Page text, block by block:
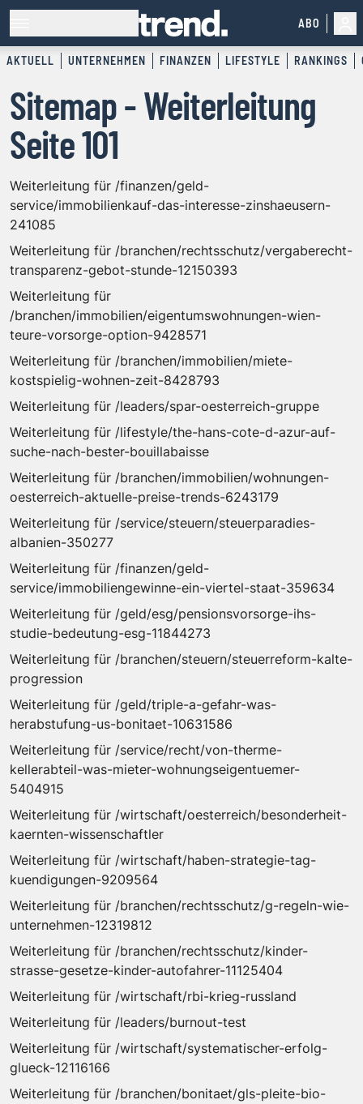
ABO
AKTUELL UNTERNEHMEN FINANZEN LIFESTYLE RANKINGS
Sitemap - Weiterleitung
Seite 101
Weiterleitung für /finanzen/geld-
service/immobilienkauf-das-interesse-zinshaeusern-
241085
Weiterleitung für /branchen/rechtsschutz/vergaberecht-
transparenz-gebot-stunde-12150393
Weiterleitung für
/branchen/immobilien/eigentumswohnungen-wien-
teure-vorsorge-option-9428571
Weiterleitung für /branchen/immobilien/miete-
kostspielig-wohnen-zeit-8428793
Weiterleitung für /leaders/spar-oesterreich-gruppe
Weiterleitung für /lifestyle/the-hans-cote-d-azur-auf-
suche-nach-bester-bouillabaisse
Weiterleitung für /branchen/immobilien/wohnungen-
oesterreich-aktuelle-preise-trends-6243179
Weiterleitung für /service/steuern/steuerparadies-
albanien-350277
Weiterleitung für /finanzen/geld-
service/immobiliengewinne-ein-viertel-staat-359634
Weiterleitung für /geld/esg/pensionsvorsorge-ihs-
studie-bedeutung-esg-11844273
Weiterleitung für /branchen/steuern/steuerreform-kalte-
progression
Weiterleitung für /geld/triple-a-gefahr-was-
herabstufung-us-bonitaet-10631586
Weiterleitung für /service/recht/von-therme-
kellerabteil-was-mieter-wohnungseigentuemer-
5404915
Weiterleitung für /wirtschaft/oesterreich/besonderheit-
kaernten-wissenschaftler
Weiterleitung für /wirtschaft/haben-strategie-tag-
kuendigungen-9209564
Weiterleitung für /branchen/rechtsschutz/g-regeln-wie-
unternehmen-12319812
Weiterleitung für /branchen/rechtsschutz/kinder-
strasse-gesetze-kinder-autofahrer-11125404
Weiterleitung für /wirtschaft/rbi-krieg-russland
Weiterleitung für /leaders/burnout-test
Weiterleitung für /wirtschaft/systematischer-erfolg-
glueck-12116166
Weiterleitung für /branchen/bonitaet/gls-pleite-bio-